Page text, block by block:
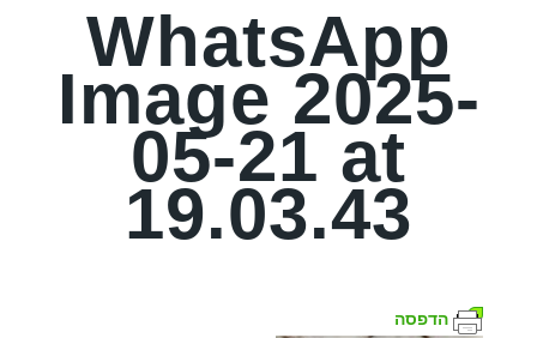
WhatsApp
Image 2025-
05-21 at
19.03.43
הדפסה